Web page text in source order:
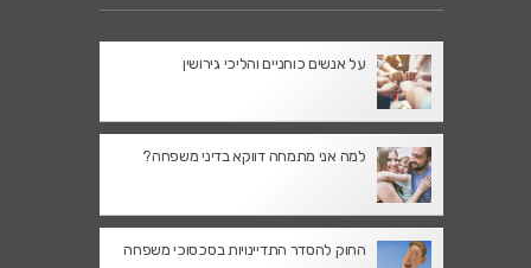
על אנשים כוחניים והליכי גירושין
למה אני מתמחה דווקא בדיני משפחה?
החוק להסדר התדיינויות בסכסוכי משפחה